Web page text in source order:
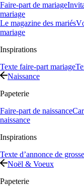
Faire-part de mariage
mariage
Le magazine des mariés
mariage
Inspirations
Texte faire-part mariage
Naissance
Papeterie
Faire-part de naissance
naissance
Inspirations
Texte d’annonce de
Noël & Voeux
Papeterie